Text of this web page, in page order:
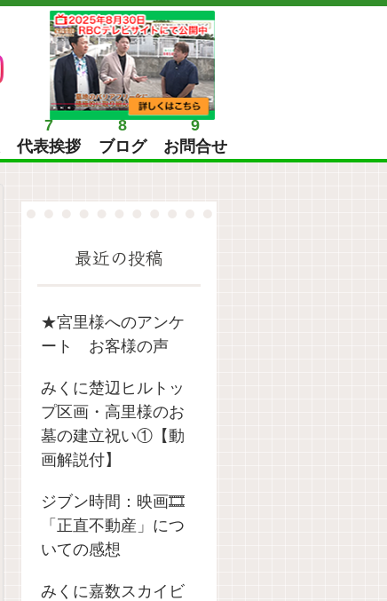
7
代表挨拶
8
ブログ
9
お問合せ
最近の投稿
★宮里様へのアンケ
ート お客様の声
みくに楚辺ヒルトッ
プ区画・高里様のお
墓の建立祝い①【動
画解説付】
ジブン時間：映画🎞️
「正直不動産」につ
いての感想
みくに嘉数スカイビ